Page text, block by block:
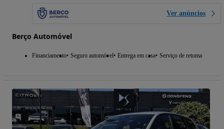
Ver anúncios
Berço Automóvel
Financiamento Seguro automóvel Entrega em casa Serviço de retoma